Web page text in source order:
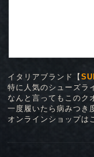
イタリアブランド【
特に人気のシューズラ
なんと言ってもこのク
一度履いたら病みつき
オンラインショップは